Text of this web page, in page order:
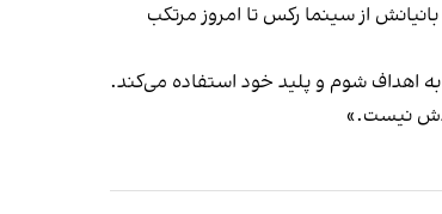
از سینما رکس تا امروز مرتکب
به اهداف شوم و پلید خود استفاده می‌کند.